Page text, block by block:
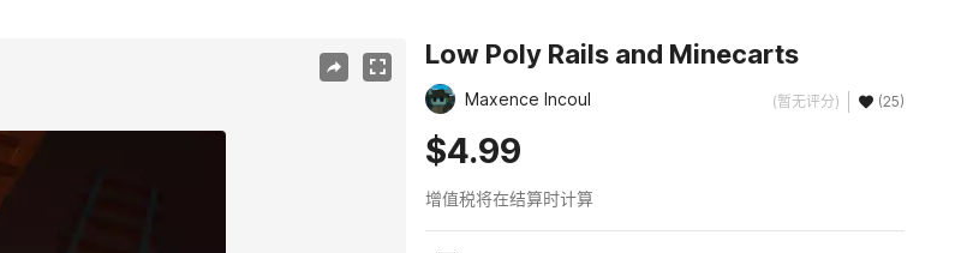
Low Poly Rails and Minecarts
Maxence Incoul (暂无评分) (25)
$4.99
增值税将在结算时计算